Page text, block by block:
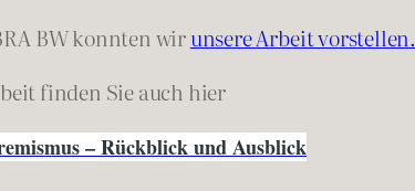
BW konnten wirunsere Arbeit vorstellen.
finden Sie auch hier
– Rückblick und Ausblick